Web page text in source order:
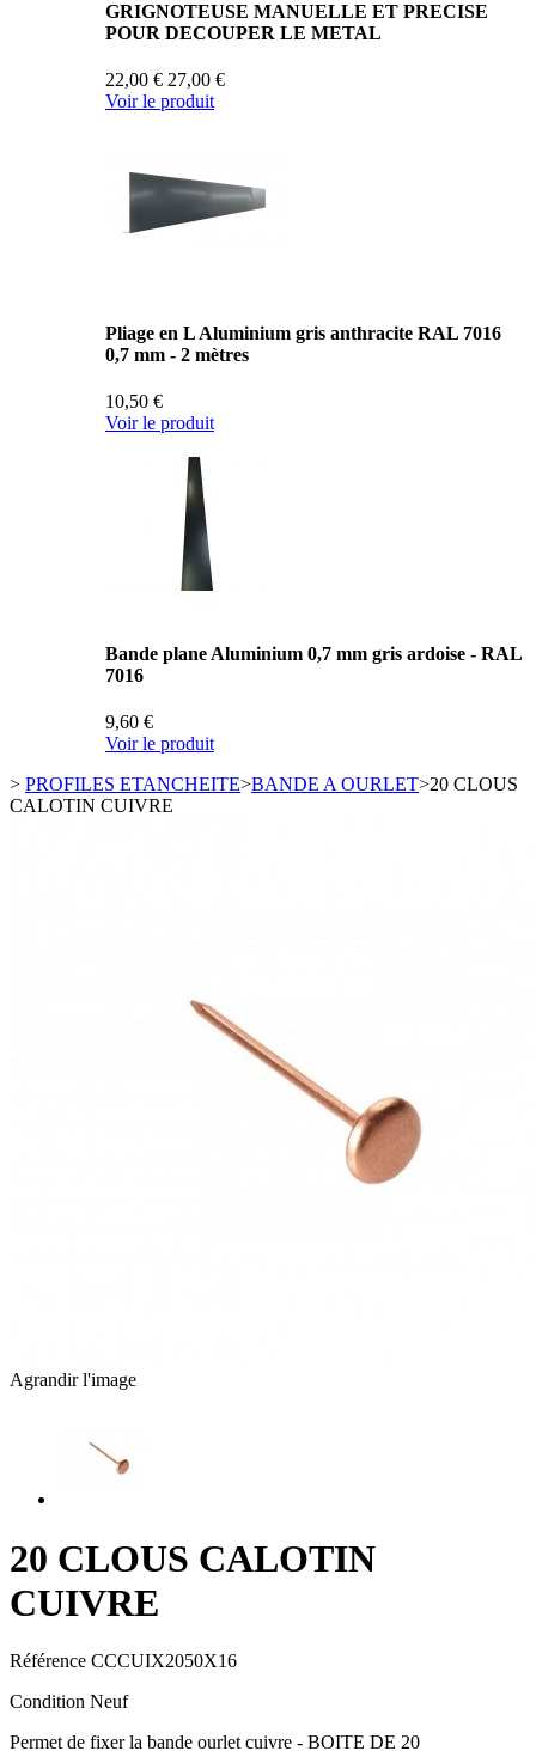
GRIGNOTEUSE MANUELLE ET PRECISE
POUR DECOUPER LE METAL
22,00 € 27,00 €
Voir le produit
Pliage en L Aluminium gris anthracite RAL 7016
0,7 mm - 2 mètres
10,50 €
Voir le produit
Bande plane Aluminium 0,7 mm gris ardoise - RAL
7016
9,60 €
Voir le produit
> PROFILES ETANCHEITE>BANDE A OURLET>20 CLOUS
CALOTIN CUIVRE
Agrandir l'image
20 CLOUS CALOTIN
CUIVRE
Référence CCCUIX2050X16
Condition Neuf
Permet de fixer la bande ourlet cuivre - BOITE DE 20